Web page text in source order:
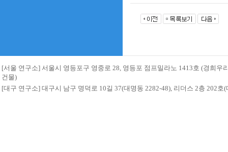
[서울 연구소] 서울시 영등포구 영중로 28, 영등포 점프밀라노 1413호 (경희우
건물)
[대구 연구소] 대구시 남구 명덕로 10길 37(대명동 2282-48), 리더스 2층 202호